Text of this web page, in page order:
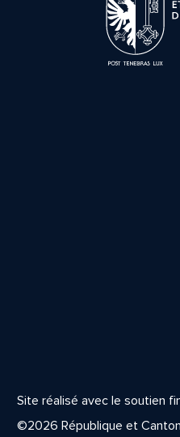
Site réalisé avec le soutien
©2026 République et